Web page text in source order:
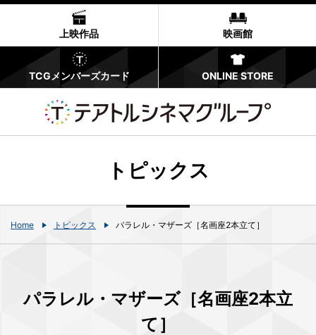
上映作品 映画館
TCGメンバーズカード ONLINE STORE
トピックス
Home トピックス パラレル・マザーズ［名画座2本立て］
パラレル・マザーズ［名画座2本立
て］